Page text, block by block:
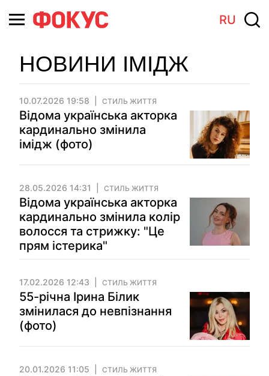
RU
НОВИНИ ІМІДЖ
10.07.2026 19:58 СТИЛЬ ЖИТТЯ
Відома українська акторка
кардинально змінила
імідж (фото)
28.05.2026 14:31 СТИЛЬ ЖИТТЯ
Відома українська акторка
кардинально змінила колір
волосся та стрижку: "Це
прям істерика"
17.02.2026 12:43 СТИЛЬ ЖИТТЯ
55-річна Ірина Білик
змінилася до невпізнання
(фото)
20.01.2026 11:05 СТИЛЬ ЖИТТЯ